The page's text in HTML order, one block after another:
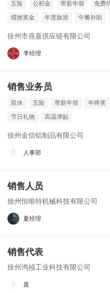
五险 公积金 带薪年假 免费
绩效奖金 年度旅游 午餐补助
徐州市燕嘉供应链有限公司
李经理
销售业务员
双休 五险 带薪年假 年终奖
节日礼物 高温津贴
徐州金信铝制品有限公司
人事部
销售人员
徐州恒唯特机械科技有限公司
夏经理
销售代表
徐州鸿祯工业科技有限公司
庞